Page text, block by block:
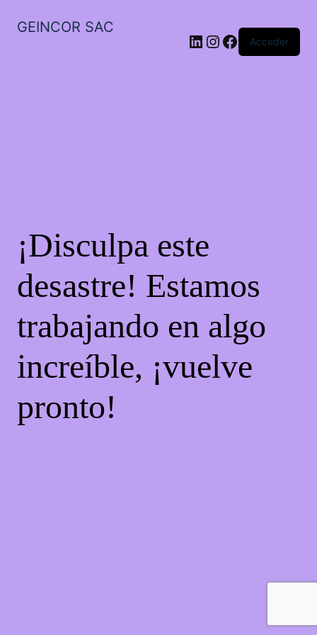
GEINCOR SAC
LinkedIn
Instagram
Facebook
Acceder
¡Disculpa este
desastre! Estamos
trabajando en algo
increíble, ¡vuelve
pronto!